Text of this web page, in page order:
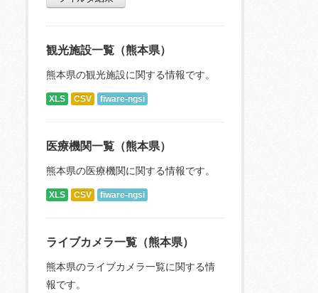
観光施設一覧（熊本県）
熊本県の観光施設に関する情報です。
XLS CSV fiware-ngsi
医療機関一覧（熊本県）
熊本県の医療機関に関する情報です。
XLS CSV fiware-ngsi
ライブカメラ一覧（熊本県）
熊本県のライブカメラ一覧に関する情
報です。